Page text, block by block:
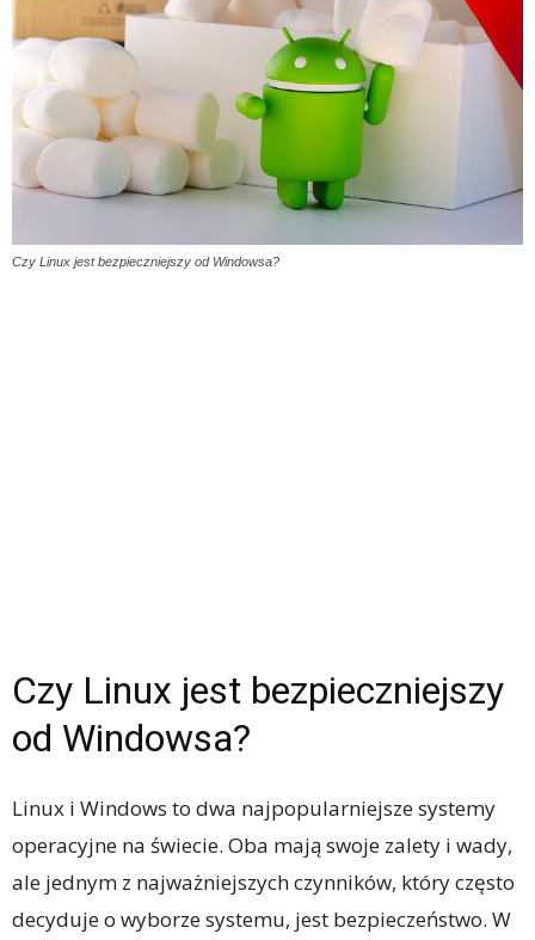
Czy Linux jest bezpieczniejszy od Windowsa?
Czy Linux jest bezpieczniejszy
od Windowsa?
Linux i Windows to dwa najpopularniejsze systemy
operacyjne na świecie. Oba mają swoje zalety i wady,
ale jednym z najważniejszych czynników, który często
decyduje o wyborze systemu, jest bezpieczeństwo. W